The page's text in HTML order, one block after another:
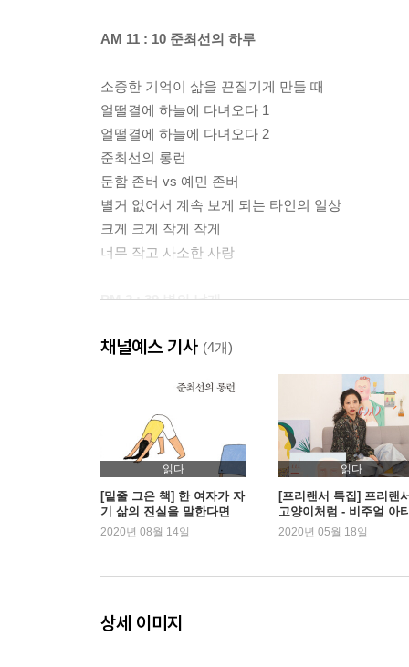
AM 11 : 10 준최선의 하루
소중한 기억이 삶을 끈질기게 만들 때
얼떨결에 하늘에 다녀오다 1
얼떨결에 하늘에 다녀오다 2
준최선의 롱런
둔함 존버 vs 예민 존버
별거 없어서 계속 보게 되는 타인의 일상
크게 크게 작게 작게
너무 작고 사소한 사랑
PM 2 : 39 벽의 날개
나에 관한 항의
사람들이 우물을 들여다보고 시를 쓴다
결정적인 혼자
우체국 상주 작가
픽션 일기) 은행일기 1
픽션 일기) 은행일기 2
대표 사진
벽의 날개
우리가 원하는 불행은 절대 안 줘
채널예스 기사 (4개)
읽다
[밑줄 그은 책] 한 여자가 자
기 삶의 진실을 말한다면
2020년 08월 14일
읽다
[프리랜서 특집] 프리랜
고양이처럼 - 비주얼 아
트 아방
2020년 05월 18일
상세 이미지